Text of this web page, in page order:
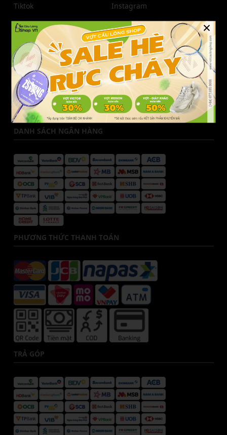
Tiktok
Zalo
Instagram
Pinterest
THÔNG TIN LIÊN HỆ
Liên hệ Vợt Cầu Lông Shop
Hotline CSKH:077.685.6666
Email:cskh@votcaulongshop.vn
DANH SÁCH NGÂN HÀNG
PHƯƠNG THỨC THANH TOÁN
TRẢ GÓP
×